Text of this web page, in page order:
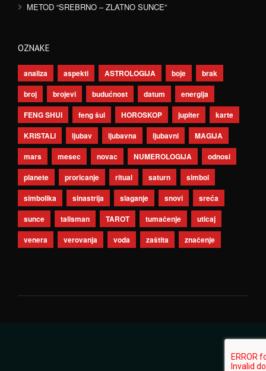
METOD “SREBRNO – ZLATNO SUNCE”
OZNAKE
analiza aspekti ASTROLOGIJA boje
brak
broj
brojevi budućnost datum
energija
FENG SHUI
feng šui HOROSKOP jupiter
karte
KRISTALI
ljubav ljubavna ljubavni
MAGIJA
mars
mesec novac NUMEROLOGIJA
odnosi
planete
proricanje ritual saturn
simbol
simbolika
sinastrija slaganje snovi
sreća
sunce
talisman TAROT tumačenje
uticaj
venera
verovanja voda zaštita značenje